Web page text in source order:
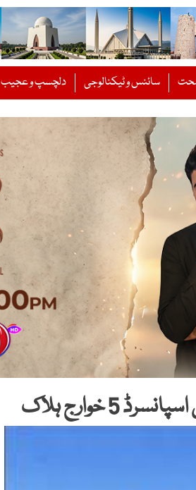
سائنس و ٹیکنالوجی دلچسپ و عجیب
خوارج ہلاک